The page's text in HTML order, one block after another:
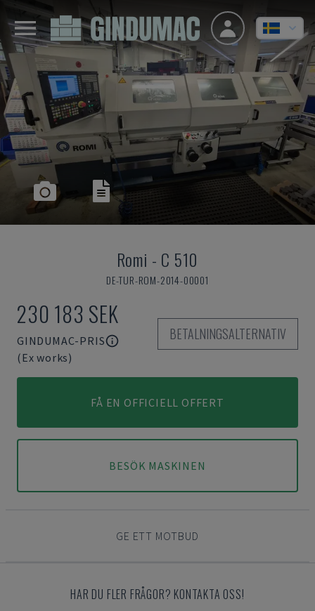
Romi - C 510
DE-TUR-ROM-2014-00001
230 183 SEK
GINDUMAC-PRIS
(Ex works)
BETALNINGSALTERNATIV
FÅ EN OFFICIELL OFFERT
BESÖK MASKINEN
GE ETT MOTBUD
HAR DU FLER FRÅGOR? KONTAKTA OSS!